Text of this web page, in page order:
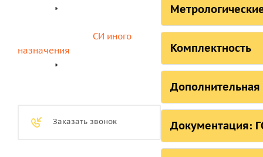
Документация:
Страна,
Российская
Республика
Республика
Иные регистры,
Диапазон
Пределы
Комплектность
Пирометр
СИ иного
назначения
Заказать звонок